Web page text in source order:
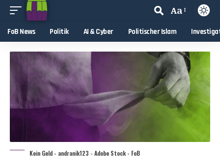
Aa
FoB News Politik AI & Cyber Politischer Islam
Kein Geld - andranik123 - Adobe Stock - FoB